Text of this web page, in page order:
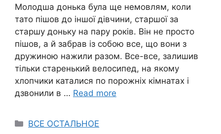
Молодша донька була ще немовлям, коли
тато пішов до іншої дівчини, старшої за
старшу доньку на пару років. Він не просто
пішов, а й забрав із собою все, що вони з
дружиною нажили разом. Все-все, залишив
тільки старенький велосипед, на якому
хлопчики каталися по порожніх кімнатах і
дзвонили в … Read more
Categories
ВСЕ ОСТАЛЬНОЕ